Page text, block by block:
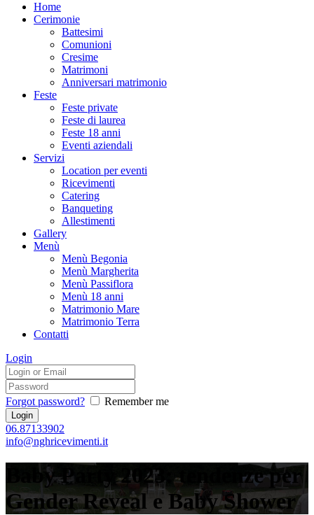
Home
Cerimonie
Battesimi
Comunioni
Cresime
Matrimoni
Anniversari matrimonio
Feste
Feste private
Feste di laurea
Feste 18 anni
Eventi aziendali
Servizi
Location per eventi
Ricevimenti
Catering
Banqueting
Allestimenti
Gallery
Menù
Menù Begonia
Menù Margherita
Menù Passiflora
Menù 18 anni
Matrimonio Mare
Matrimonio Terra
Contatti
Login
Forgot password? Remember me
06.87133902
info@nghricevimenti.it
Baby Party 2023: tendenze per
Gender Reveal e Baby Shower